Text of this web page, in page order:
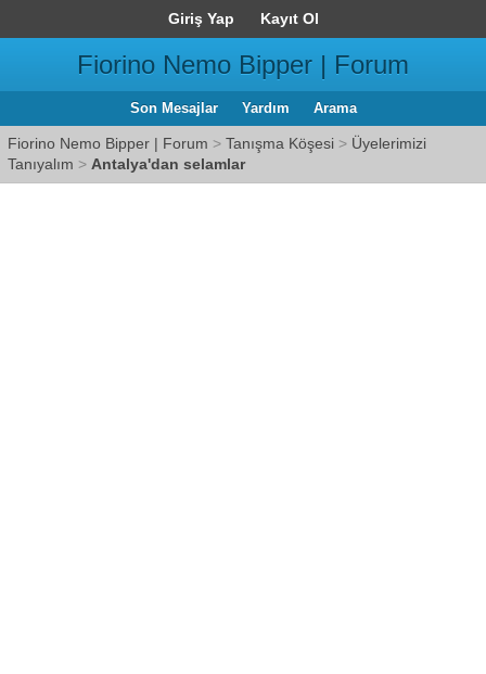
Giriş Yap Kayıt Ol
Fiorino Nemo Bipper | Forum
Son Mesajlar Yardım Arama
Fiorino Nemo Bipper | Forum > Tanışma Köşesi > Üyelerimizi
Tanıyalım > Antalya'dan selamlar